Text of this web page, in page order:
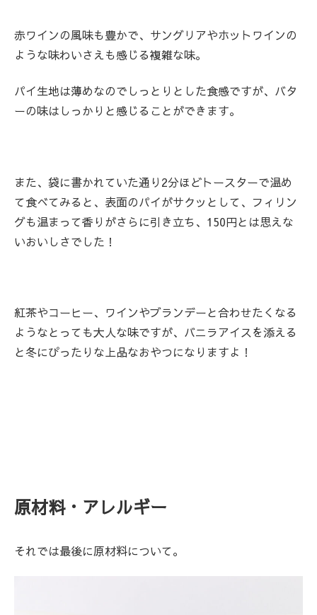
赤ワインの風味も豊かで、サングリアやホットワインの
ような味わいさえも感じる複雑な味。
パイ生地は薄めなのでしっとりとした食感ですが、バタ
ーの味はしっかりと感じることができます。
また、袋に書かれていた通り2分ほどトースターで温め
て食べてみると、表面のパイがサクッとして、フィリン
グも温まって香りがさらに引き立ち、150円とは思えな
いおいしさでした！
紅茶やコーヒー、ワインやブランデーと合わせたくなる
ようなとっても大人な味ですが、バニラアイスを添える
と冬にぴったりな上品なおやつになりますよ！
原材料・アレルギー
それでは最後に原材料について。